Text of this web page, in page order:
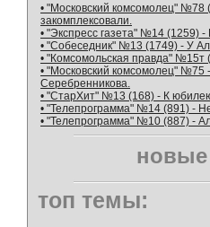
• "Московский комсомолец" №78
закомплексовали.
• "Экспресс газета" №14 (1259) -
• "Собеседник" №13 (1749) - У
• "Комсомольская правда"
• "Московский комсомолец" №75
Серебренникова.
• "СтарХит" №13 (168) - К
• "Телепрограмма" №14 (891) -
• "Телепрограмма" №10 (887) -
топ темы: